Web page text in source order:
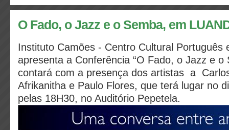
O Fado, o Jazz e o Semba, em
Instituto Camões - Centro Cultural Português
apresenta a Conferência “O Fado, o Jazz e o
contará com a presença dos artistas a
Afrikanitha e Paulo Flores, que terá lugar no
pelas 18H30, no Auditório Pepetela.